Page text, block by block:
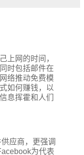
上网的时间，
时包括邮件在
络推动免费模
如何赚钱，以
息挥霍和人们
应商，更强调
为代表